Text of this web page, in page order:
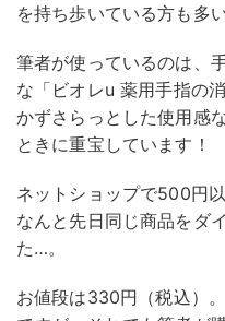
を持ち歩いている方も多い
筆者が使っているのは、
な「ビオレu 薬用手指の
かずさらっとした使用感
ときに重宝しています！
ネットショップで500円
なんと先日同じ商品をダ
た…。
お値段は330円（税込）